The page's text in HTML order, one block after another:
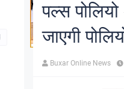
पल्स
जाएगी
Buxar Online News